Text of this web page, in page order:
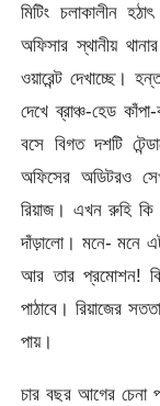
মিটিং চলাকালীন
অফিসার স্থানীয়
ওয়ারেন্ট দেখাচ্ছে।
দেখে ব্রাঞ্চ-হেড
বসে বিগত দশটি
অফিসের অডিটরও
রিয়াজ। এখন রুহি কি
দাঁড়ালো। মনে- মনে
আর তার প্রমোশন!
পাঠাবে। রিয়াজের
পায়।
চার বছর আগের চেনা